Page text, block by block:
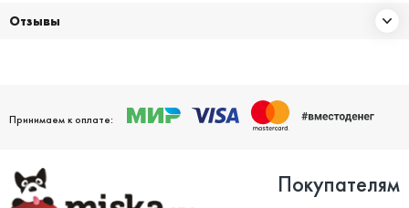
Отзывы
Принимаем к оплате:
Покупателям